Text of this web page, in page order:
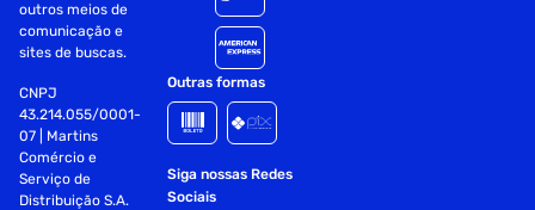
outros meios de
comunicação e
sites de buscas.
CNPJ
43.214.055/0001-
07 | Martins
Comércio e
Serviço de
Distribuição S.A.
Outras formas
Siga nossas Redes
Sociais